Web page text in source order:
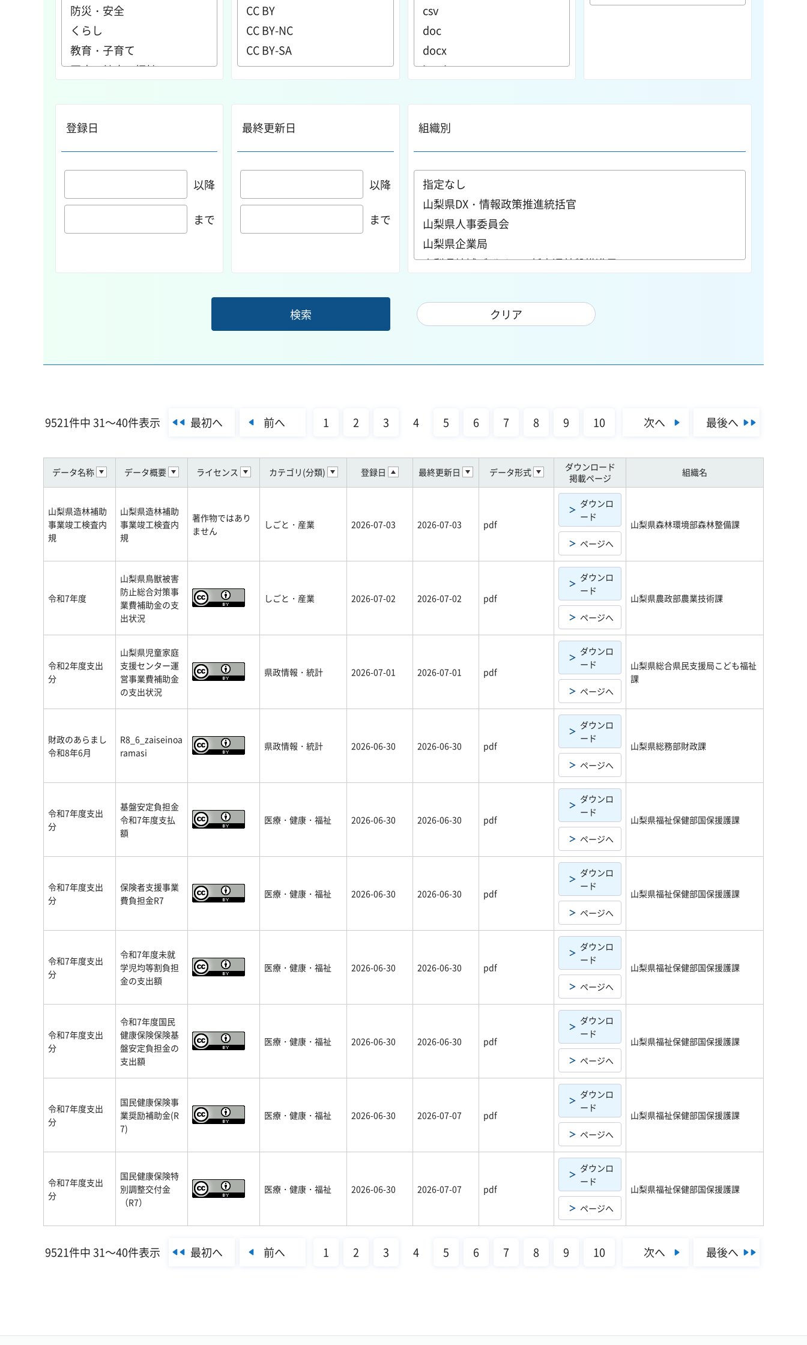
登録日
以降
まで
最終更新日
以降
まで
組織別
9521件中 31～40件表示 最初へ 前へ 1 2 3 4 5 6 7 8 9 10 次へ 最後へ
データ名称 データ概要 ライセンス カテゴリ(分類) 登録日 最終更新日 データ形式
ダウンロード
掲載ページ
組織名
山梨県造林補助
事業竣工検査内
規
山梨県造林補助
事業竣工検査内
規
著作物ではあり
ません
しごと・産業 2026-07-03 2026-07-03 pdf
ダウンロ
ード
ページへ
山梨県森林環境部森林整備課
令和7年度
山梨県鳥獣被害
防止総合対策事
業費補助金の支
出状況
しごと・産業 2026-07-02 2026-07-02 pdf
ダウンロ
ード
ページへ
山梨県農政部農業技術課
令和2年度支出
分
山梨県児童家庭
支援センター運
営事業費補助金
の支出状況
県政情報・統計 2026-07-01 2026-07-01 pdf
ダウンロ
ード
ページへ
山梨県総合県民支援局こども福祉
課
財政のあらまし
令和8年6月
R8_6_zaiseinoa
ramasi
県政情報・統計 2026-06-30 2026-06-30 pdf
ダウンロ
ード
ページへ
山梨県総務部財政課
令和7年度支出
分
基盤安定負担金
令和7年度支払
額
医療・健康・福祉 2026-06-30 2026-06-30 pdf
ダウンロ
ード
ページへ
山梨県福祉保健部国保援護課
令和7年度支出
分
保険者支援事業
費負担金R7
医療・健康・福祉 2026-06-30 2026-06-30 pdf
ダウンロ
ード
ページへ
山梨県福祉保健部国保援護課
令和7年度支出
分
令和7年度未就
学児均等割負担
金の支出額
医療・健康・福祉 2026-06-30 2026-06-30 pdf
ダウンロ
ード
ページへ
山梨県福祉保健部国保援護課
令和7年度支出
分
令和7年度国民
健康保険保険基
盤安定負担金の
支出額
医療・健康・福祉 2026-06-30 2026-06-30 pdf
ダウンロ
ード
ページへ
山梨県福祉保健部国保援護課
令和7年度支出
分
国民健康保険事
業奨励補助金(R
7)
医療・健康・福祉 2026-06-30 2026-07-07 pdf
ダウンロ
ード
ページへ
山梨県福祉保健部国保援護課
令和7年度支出
分
国民健康保険特
別調整交付金
（R7）
医療・健康・福祉 2026-06-30 2026-07-07 pdf
ダウンロ
ード
ページへ
山梨県福祉保健部国保援護課
9521件中 31～40件表示 最初へ 前へ 1 2 3 4 5 6 7 8 9 10 次へ 最後へ